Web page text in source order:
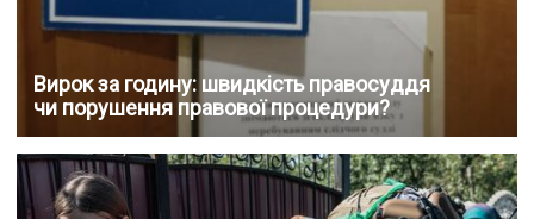
Вирок за годину: швидкість правосуддя
чи порушення правової процедури?